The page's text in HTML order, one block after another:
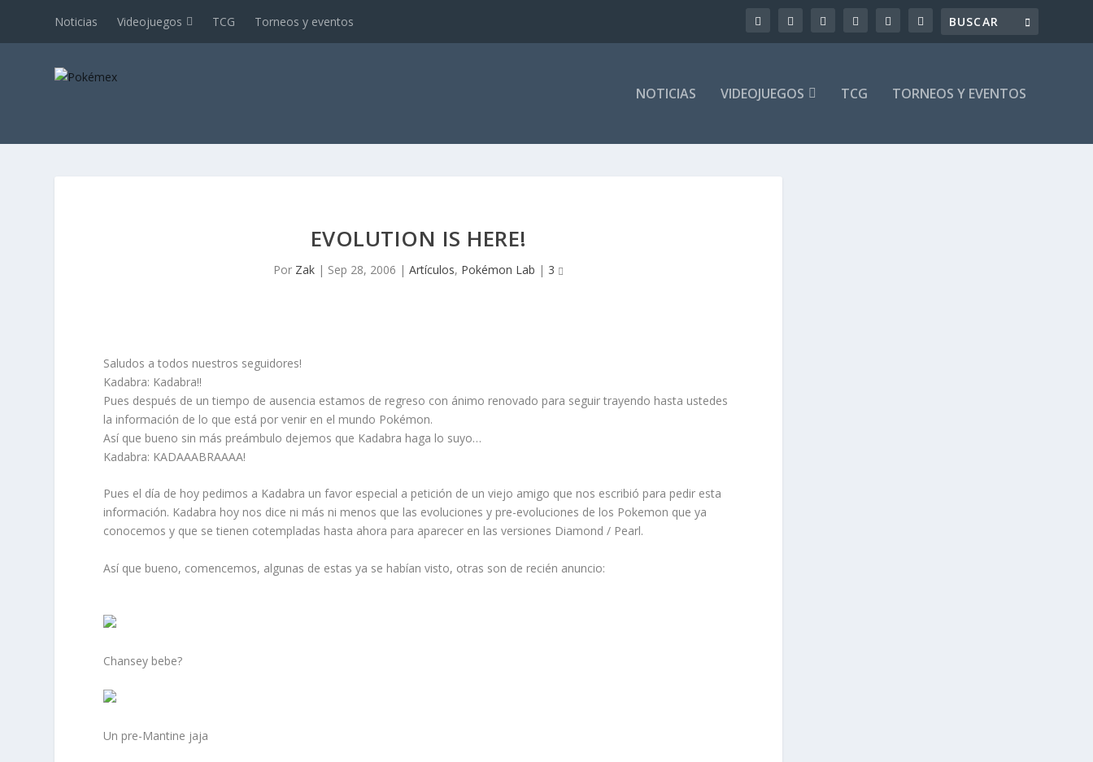
Noticias Videojuegos TCG Torneos y eventos
NOTICIAS VIDEOJUEGOS TCG TORNEOS Y EVENTOS
EVOLUTION IS HERE!
Por Zak | Sep 28, 2006 |Artículos, Pokémon Lab | 3
Saludos a todos nuestros seguidores!
Kadabra: Kadabra!!
Pues después de un tiempo de ausencia estamos de regreso con ánimo renovado para seguir trayendo hasta ustedes
la información de lo que está por venir en el mundo Pokémon.
Así que bueno sin más preámbulo dejemos que Kadabra haga lo suyo…
Kadabra: KADAAABRAAAA!
Pues el día de hoy pedimos a Kadabra un favor especial a petición de un viejo amigo que nos escribió para pedir esta
información. Kadabra hoy nos dice ni más ni menos que las evoluciones y pre-evoluciones de los Pokemon que ya
conocemos y que se tienen cotempladas hasta ahora para aparecer en las versiones Diamond / Pearl.
Así que bueno, comencemos, algunas de estas ya se habían visto, otras son de recién anuncio:
Chansey bebe?
Un pre-Mantine jaja